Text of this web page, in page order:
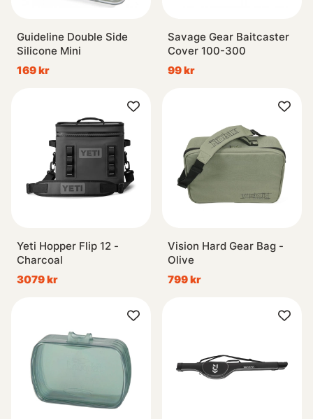
Guideline Double Side
Silicone Mini
169 kr
Savage Gear Baitcaster
Cover 100-300
99 kr
Yeti Hopper Flip 12 -
Charcoal
3079 kr
Vision Hard Gear Bag -
Olive
799 kr